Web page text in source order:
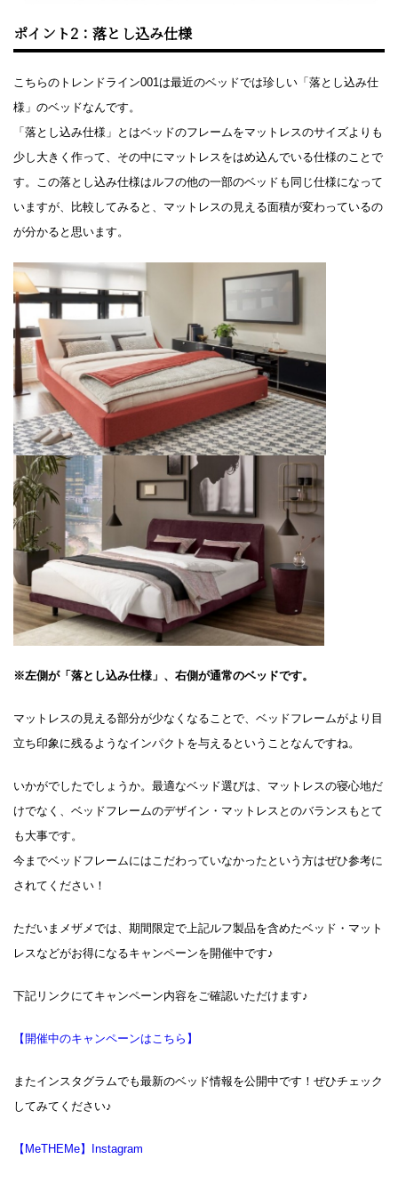
ポイント2：落とし込み仕様
こちらのトレンドライン001は最近のベッドでは珍しい「落とし込み仕
様」のベッドなんです。
「落とし込み仕様」とはベッドのフレームをマットレスのサイズよりも
少し大きく作って、その中にマットレスをはめ込んでいる仕様のことで
す。この落とし込み仕様はルフの他の一部のベッドも同じ仕様になって
いますが、比較してみると、マットレスの見える面積が変わっているの
が分かると思います。
※左側が「落とし込み仕様」、右側が通常のベッドです。
マットレスの見える部分が少なくなることで、ベッドフレームがより目
立ち印象に残るようなインパクトを与えるということなんですね。
いかがでしたでしょうか。最適なベッド選びは、マットレスの寝心地だ
けでなく、ベッドフレームのデザイン・マットレスとのバランスもとて
も大事です。
今までベッドフレームにはこだわっていなかったという方はぜひ参考に
されてください！
ただいまメザメでは、期間限定で上記ルフ製品を含めたベッド・マット
レスなどがお得になるキャンペーンを開催中です♪
下記リンクにてキャンペーン内容をご確認いただけます♪
【開催中のキャンペーンはこちら】
またインスタグラムでも最新のベッド情報を公開中です！ぜひチェック
してみてください♪
【MeTHEMe】Instagram